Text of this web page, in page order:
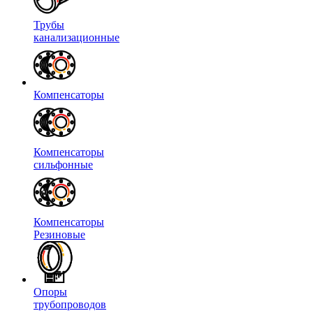
Трубы
канализационные
Компенсаторы
Компенсаторы
сильфонные
Компенсаторы
Резиновые
Опоры
трубопроводов